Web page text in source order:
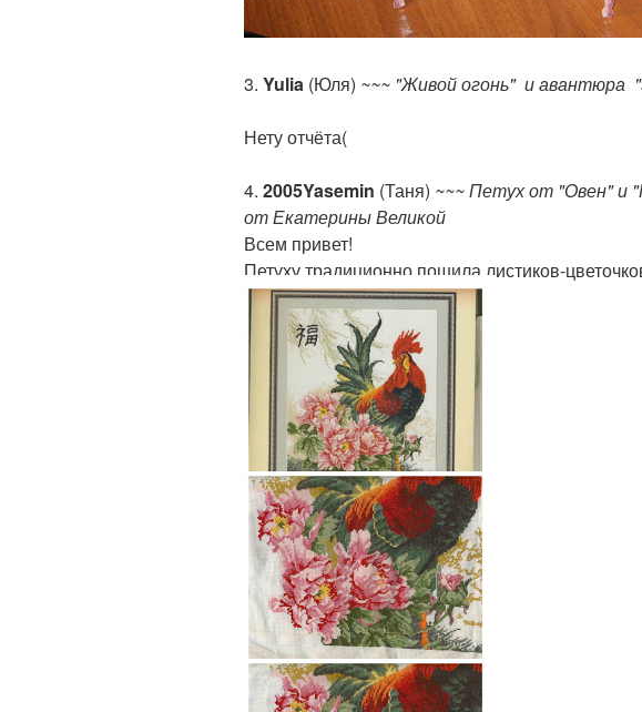
3. Yulia (Юля) ~~~ "Живой огонь" и авантюра
Нету отчёта(
4. 2005Yasemin (Таня) ~~~ Петух от "Овен" и
от Екатерины Великой
Всем привет!
Петуху традиционно пошила листиков-